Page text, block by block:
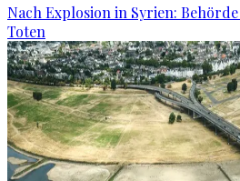
Nach Explosion in Syrien:
Toten